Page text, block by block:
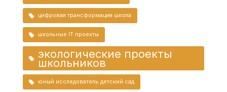
цифровая трансформация школа
школьные IT проекты
экологические проекты
школьников
юный исследователь детский сад